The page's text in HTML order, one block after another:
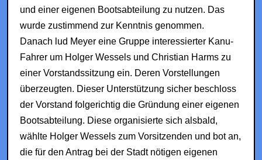
und einer eigenen Bootsabteilung zu nutzen. Das
wurde zustimmend zur Kenntnis genommen.
Danach lud Meyer eine Gruppe interessierter Kanu-
Fahrer um Holger Wessels und Christian Harms zu
einer Vorstandssitzung ein. Deren Vorstellungen
überzeugten. Dieser Unterstützung sicher beschloss
der Vorstand folgerichtig die Gründung einer eigenen
Bootsabteilung. Diese organisierte sich alsbald,
wählte Holger Wessels zum Vorsitzenden und bot an,
die für den Antrag bei der Stadt nötigen eigenen